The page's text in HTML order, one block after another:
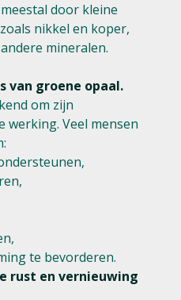
door kleine
nikkel en koper,
mineralen.
van groene opaal.
om zijn
werking. Veel mensen
te bevorderen.
rust en vernieuwing